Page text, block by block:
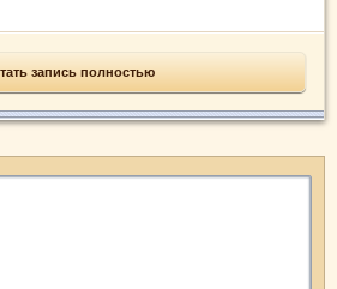
запись полностью